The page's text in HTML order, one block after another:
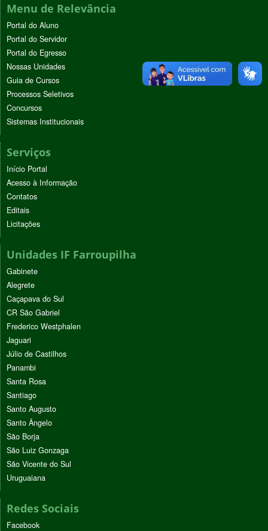
Menu de Relevância
Portal do Aluno
Portal do Servidor
Portal do Egresso
Nossas Unidades
Guia de Cursos
Processos Seletivos
Concursos
Sistemas Institucionais
Serviços
Início Portal
Acesso à Informação
Contatos
Editais
Licitações
Unidades IF Farroupilha
Gabinete
Alegrete
Caçapava do Sul
CR São Gabriel
Frederico Westphalen
Jaguari
Júlio de Castilhos
Panambi
Santa Rosa
Santiago
Santo Augusto
Santo Ângelo
São Borja
São Luiz Gonzaga
São Vicente do Sul
Uruguaiana
Redes Sociais
Facebook